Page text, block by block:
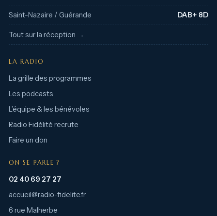
Saint-Nazaire / Guérande DAB+ 8D
Tout sur la réception →
LA RADIO
La grille des programmes
Les podcasts
L’équipe & les bénévoles
Radio Fidélité recrute
Faire un don
ON SE PARLE ?
02 40 69 27 27
accueil@radio-fidelite.fr
6 rue Malherbe